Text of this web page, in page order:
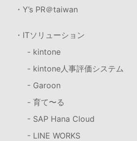
・Y’s PR＠taiwan
・ITソリューション
- kintone
- kintone人事評価システム
- Garoon
- 育て〜る
- SAP Hana Cloud
- LINE WORKS